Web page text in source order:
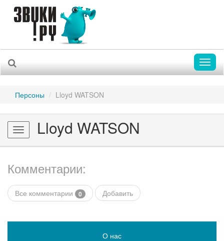
Персоны Lloyd WATSON
Toggle
navigation
Lloyd WATSON
Комментарии:
Все комментарии 0 Добавить
О нас